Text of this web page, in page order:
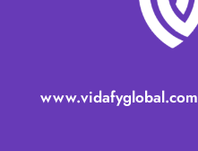
www.vidafyglobal.com